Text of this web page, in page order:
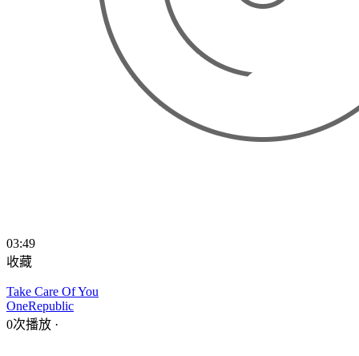
03:49
收藏
Take Care Of You
OneRepublic
0次播放 ·